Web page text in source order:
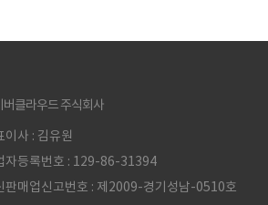
버클라우드 주식회사
이사 : 김유원
자등록번호 : 129-86-31394
판매업신고번호 : 제2009-경기성남-0510호